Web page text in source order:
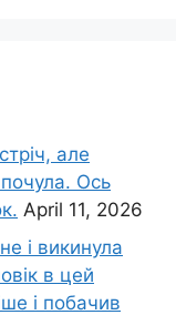
але
почула. Ось
April 11, 2026
і викинула
в цей
і побачив